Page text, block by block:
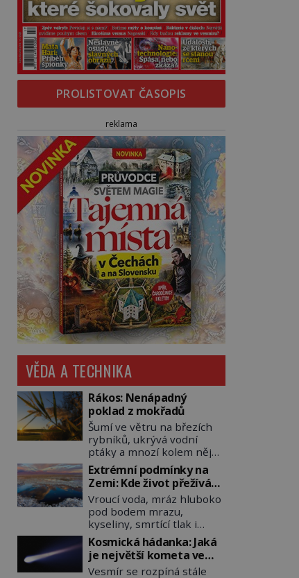
PROLISTOVAT ČASOPIS
reklama
VĚDA A TECHNIKA
Rákos: Nenápadný
poklad z mokřadů
Šumí ve větru na březích
rybníků, ukrývá vodní
ptáky a mnozí kolem něj
procházejí bez povšimnutí.
Přesto právě rákos
pomáhal stavět domy,
vyrábět lodě, zapisovat
první texty a inspiroval
řadu pověstí. Tato
skromná, ale užitečná
rostlina provází člověka už
tisíce let. Většina lidí vnímá
Extrémní podmínky na
Zemi: Kde život přežívá
navzdory všemu
Vroucí voda, mráz hluboko
pod bodem mrazu,
kyseliny, smrtící tlak i
pouště, kde celé roky
nespadne jediná kapka
deště. Na první pohled
místa, kde nemůže
Kosmická hádanka: Jaká
je největší kometa ve
známém vesmíru?
Vesmír se rozpíná stále